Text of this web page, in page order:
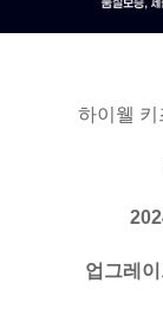
하이웰 키
업그레